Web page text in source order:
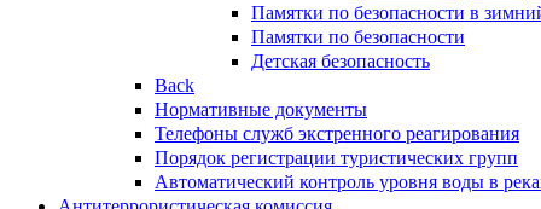
Памятки по безопасности в
Памятки по безопасности
Детская безопасность
Back
Нормативные документы
Телефоны служб экстренного реагирования
Порядок регистрации туристических групп
Автоматический контроль уровня воды в